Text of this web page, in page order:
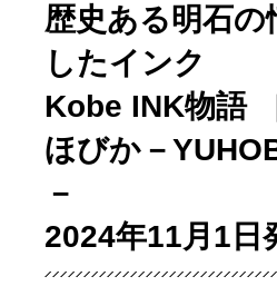
歴史ある明石の
したインク
Kobe INK物語
ほびか－
－
2024年11月1日